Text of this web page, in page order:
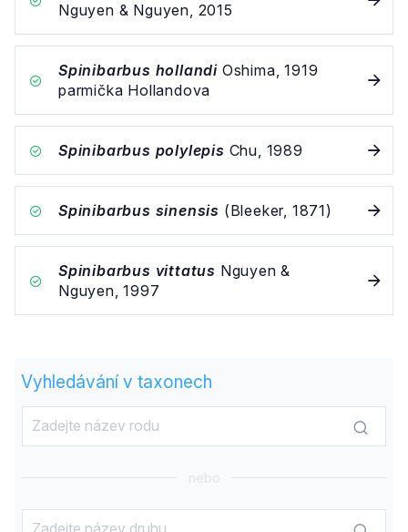
Nguyen & Nguyen, 2015
Spinibarbus hollandi Oshima, 1919
parmička Hollandova
Spinibarbus polylepis Chu, 1989
Spinibarbus sinensis (Bleeker, 1871)
Spinibarbus vittatus Nguyen &
Nguyen, 1997
Vyhledávání v taxonech
nebo